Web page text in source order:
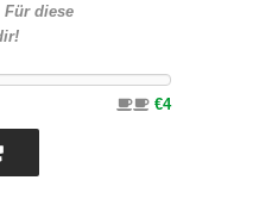
Für diese
€4